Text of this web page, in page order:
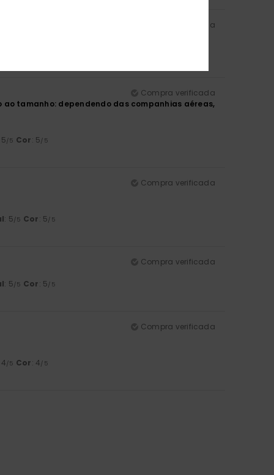
Compra verificada
Compra verificada
tamanho: dependendo das companhias aéreas,
/5 Cor: 5/5
Compra verificada
: 5/5 Cor: 5/5
Compra verificada
: 5/5 Cor: 5/5
Compra verificada
/5 Cor: 4/5